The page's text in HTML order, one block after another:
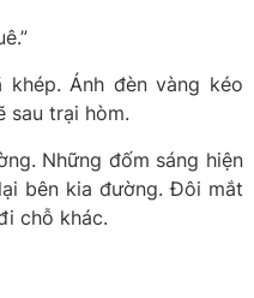
khép. Ánh đèn vàng kéo
sau trại hòm.
Những đốm sáng hiện
bên kia đường. Đôi mắt
chỗ khác.